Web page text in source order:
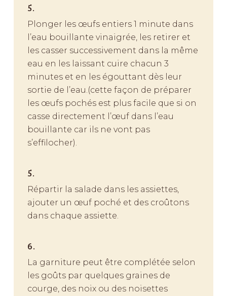
5.
Plonger les œufs entiers 1 minute dans
l’eau bouillante vinaigrée, les retirer et
les casser successivement dans la même
eau en les laissant cuire chacun 3
minutes et en les égouttant dès leur
sortie de l’eau.(cette façon de préparer
les œufs pochés est plus facile que si on
casse directement l’œuf dans l’eau
bouillante car ils ne vont pas
s’effilocher).
5.
Répartir la salade dans les assiettes,
ajouter un œuf poché et des croûtons
dans chaque assiette.
6.
La garniture peut être complétée selon
les goûts par quelques graines de
courge, des noix ou des noisettes